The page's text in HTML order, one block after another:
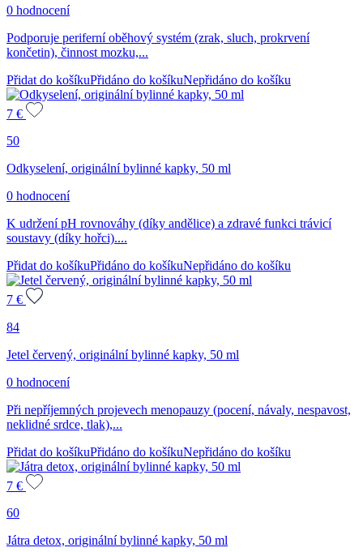
0 hodnocení
Podporuje periferní oběhový systém (zrak, sluch, prokrvení
končetin), činnost mozku,...
Přidat do košíkuPřidáno do košíkuNepřidáno do košíku
7 €
50
Odkyselení, originální bylinné kapky, 50 ml
0 hodnocení
K udržení pH rovnováhy (díky andělice) a zdravé funkci trávicí
soustavy (díky hořci)....
Přidat do košíkuPřidáno do košíkuNepřidáno do košíku
7 €
84
Jetel červený, originální bylinné kapky, 50 ml
0 hodnocení
Při nepříjemných projevech menopauzy (pocení, návaly, nespavost,
neklidné srdce, tlak),...
Přidat do košíkuPřidáno do košíkuNepřidáno do košíku
7 €
60
Játra detox, originální bylinné kapky, 50 ml